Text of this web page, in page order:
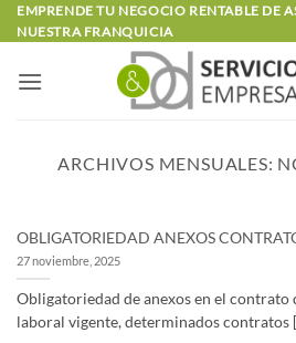
Saltar
al
EMPRENDE TU NEGOCIO RENTABLE DE
NUESTRA FRANQUICIA
ARCHIVOS MENSUALES:
OBLIGATORIEDAD ANEXOS
27 noviembre, 2025
Obligatoriedad de anexos en el
laboral vigente, determinados contratos